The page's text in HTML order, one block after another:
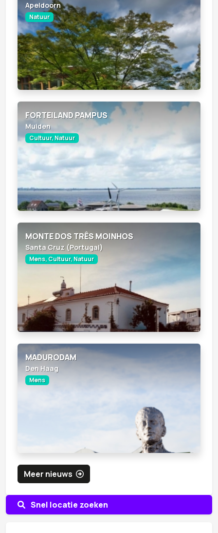
Snel locatie zoeken
Apeldoorn
Natuur
FORTEILAND PAMPUS
Muiden
Cultuur, Natuur
MONTE DOS TRÊS MOINHOS
Santa Cruz (Portugal)
Mens, Cultuur, Natuur
MADURODAM
Den Haag
Mens
Meer nieuws